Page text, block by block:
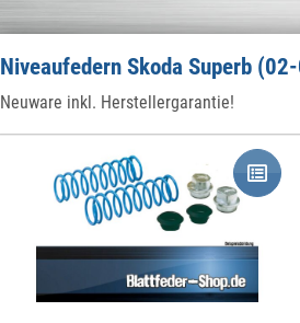
Niveaufedern Skoda Superb
Neuware inkl. Herstellergarantie!